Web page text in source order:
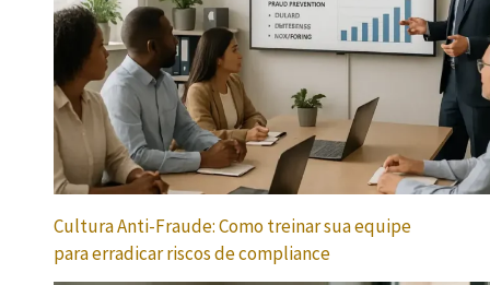
Cultura Anti-Fraude: Como treinar sua equipe
para erradicar riscos de compliance